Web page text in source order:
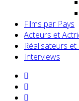
Films par Pays
Acteurs et
Réalisateurs
Interviews